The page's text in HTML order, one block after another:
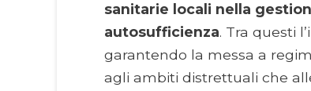
sanitarie locali nella
autosufficienza. Tra questi
garantendo la messa a
agli ambiti distrettuali che